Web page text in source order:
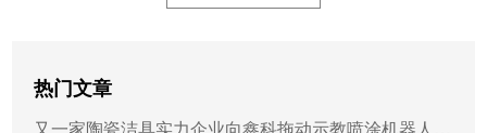
热门文章
又一家陶瓷洁具实力企业向鑫科拖动示教喷涂机器人工作站下采购订单